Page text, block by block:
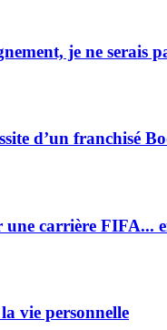
je ne serais
d’un franchisé
une carrière FIFA...
vie personnelle